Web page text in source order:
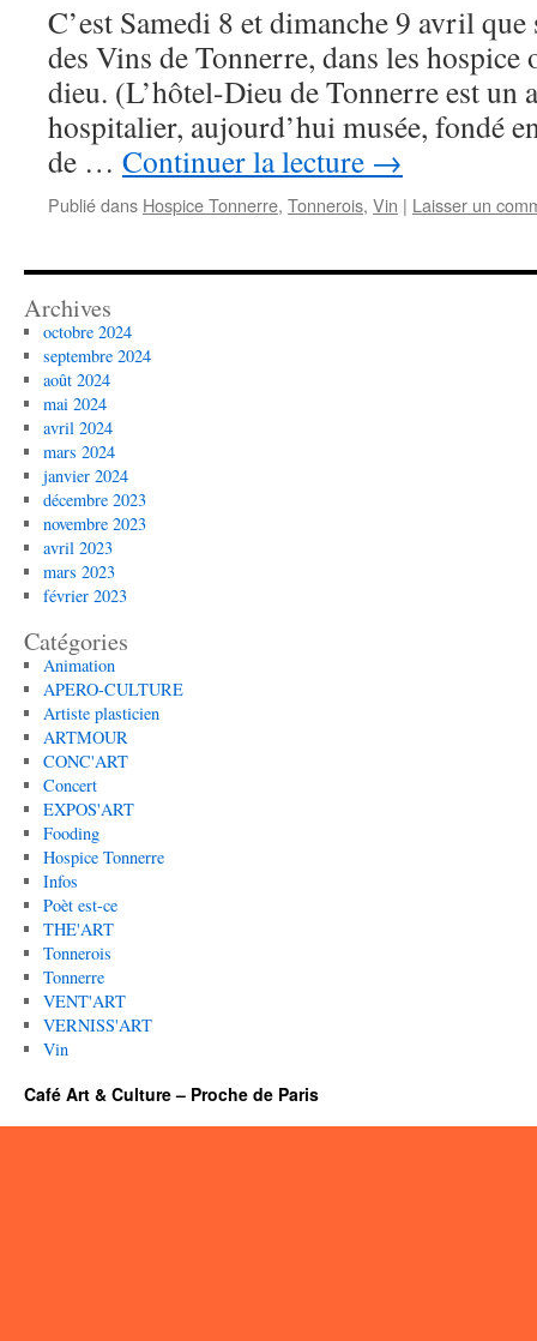
C’est Samedi 8 et dimanche 9 avril
des Vins de Tonnerre, dans les hospice
dieu. (L’hôtel-Dieu de Tonnerre est un
hospitalier, aujourd’hui musée, fondé
de … Continuer la lecture →
Publié dans Hospice Tonnerre, Tonnerois, Vin | Laisser un
Archives
octobre 2024
septembre 2024
août 2024
mai 2024
avril 2024
mars 2024
janvier 2024
décembre 2023
novembre 2023
avril 2023
mars 2023
février 2023
Catégories
Animation
APERO-CULTURE
Artiste plasticien
ARTMOUR
CONC'ART
Concert
EXPOS'ART
Fooding
Hospice Tonnerre
Infos
Poèt est-ce
THE'ART
Tonnerois
Tonnerre
VENT'ART
VERNISS'ART
Vin
Café Art & Culture – Proche de Paris